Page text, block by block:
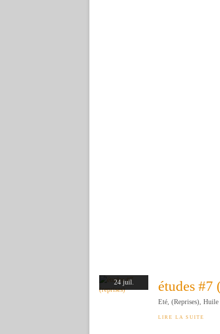
24 juil. études #7
Eté, (Reprises),
LIRE LA SUITE